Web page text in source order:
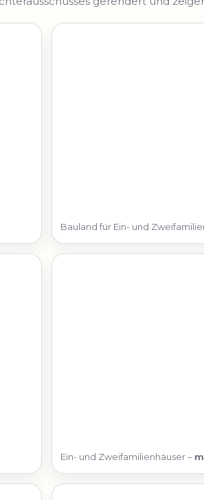
Bauland für Ein- und
Ein- und Zweifamilienhäuser –